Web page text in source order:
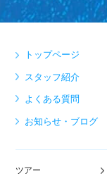
トップページ
スタッフ紹介
よくある質問
お知らせ・ブログ
ツアー